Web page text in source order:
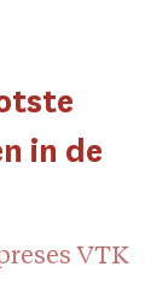
in de
VTK